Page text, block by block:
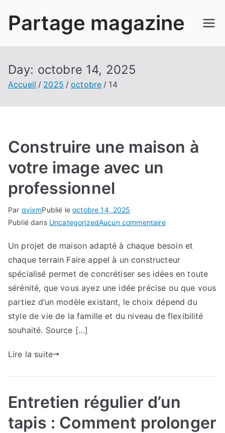
Partage magazine
Day: octobre 14, 2025
Accueil 2025 octobre 14
Construire une maison à
votre image avec un
professionnel
Par qvixmPublié leoctobre 14, 2025
Publié dans UncategorizedAucun commentairesur
une
maison
à
votre
image
avec
Un projet de maison adapté à chaque besoin et
chaque terrain Faire appel à un constructeur
spécialisé permet de concrétiser ses idées en toute
sérénité, que vous ayez une idée précise ou que vous
partiez d’un modèle existant, le choix dépend du
style de vie de la famille et du niveau de flexibilité
souhaité. Source […]
Lire la suite
Entretien régulier d’un
tapis : Comment prolonger